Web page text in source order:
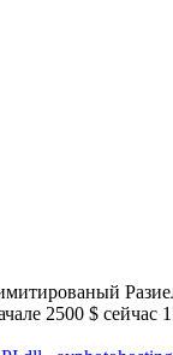
2500 $ сейчас